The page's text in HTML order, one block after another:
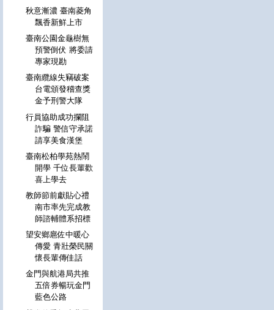
秋意漸濃 臺南菱角
飄香新鮮上市
臺南公園金龜樹無
預警倒伏 將委請
專家現勘
臺南纜線失竊破案
台電頒發稽查獎
金予刑警大隊
行員協助成功攔阻
詐騙 警信守承諾
請享美食漢堡
臺南松柏學苑熱鬧
開學 千位長輩歡
喜上學去
教師節前獻貼心禮
南市率先完成教
師諮輔體系招標
望安鄉扈佐中暖心
傳愛 青壯榮民關
懷長輩傳佳話
金門與航港局共推
五倍券暢玩金門
藍色公路